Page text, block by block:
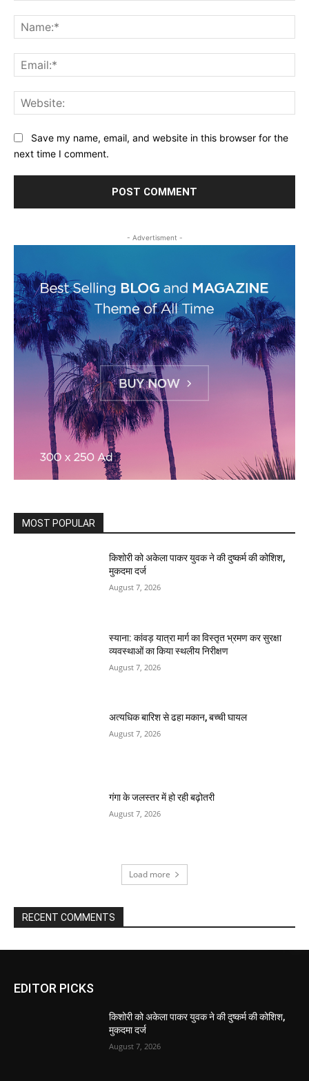
Save my name, email, and website in this browser for the
next time I comment.
- Advertisment -
MOST POPULAR
किशोरी को अकेला पाकर युवक ने की दुष्कर्म की कोशिश,
मुकदमा दर्ज
August 7, 2026
स्याना: कांवड़ यात्रा मार्ग का विस्तृत भ्रमण कर सुरक्षा
व्यवस्थाओं का किया स्थलीय निरीक्षण
August 7, 2026
अत्यधिक बारिश से ढहा मकान, बच्ची घायल
August 7, 2026
गंगा के जलस्तर में हो रही बढ़ोतरी
August 7, 2026
Load more
RECENT COMMENTS
EDITOR PICKS
किशोरी को अकेला पाकर युवक ने की दुष्कर्म की कोशिश,
मुकदमा दर्ज
August 7, 2026